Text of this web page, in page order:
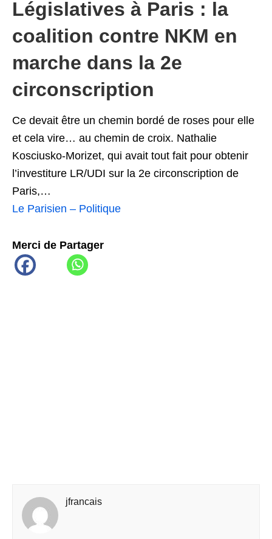
Législatives à Paris : la
coalition contre NKM en
marche dans la 2e
circonscription
Ce devait être un chemin bordé de roses pour elle
et cela vire… au chemin de croix. Nathalie
Kosciusko-Morizet, qui avait tout fait pour obtenir
l’investiture LR/UDI sur la 2e circonscription de
Paris,…
Le Parisien – Politique
Merci de Partager
jfrancais